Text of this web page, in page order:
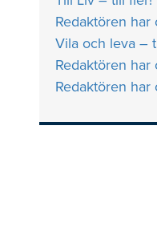
Redaktören
Vila och leva –
Redaktören
Redaktören